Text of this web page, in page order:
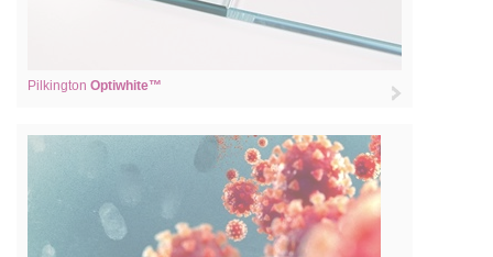
Pilkington Optiwhite™